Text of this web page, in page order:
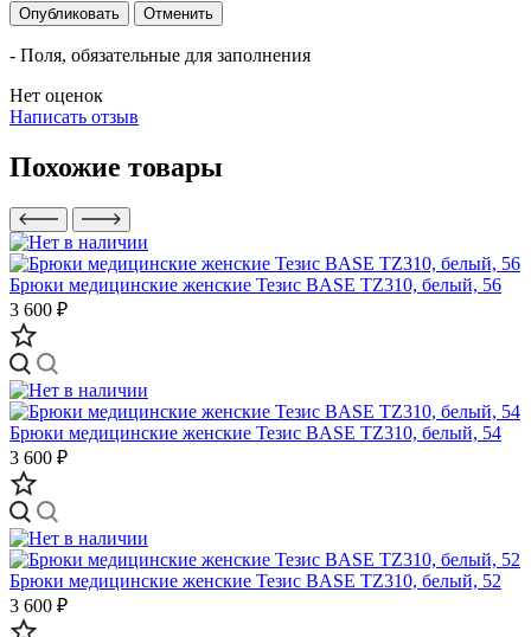
Опубликовать Отменить
- Поля, обязательные для заполнения
Нет оценок
Написать отзыв
Похожие товары
Брюки медицинские женские Тезис BASE TZ310, белый, 56
3 600 ₽
Брюки медицинские женские Тезис BASE TZ310, белый, 54
3 600 ₽
Брюки медицинские женские Тезис BASE TZ310, белый, 52
3 600 ₽